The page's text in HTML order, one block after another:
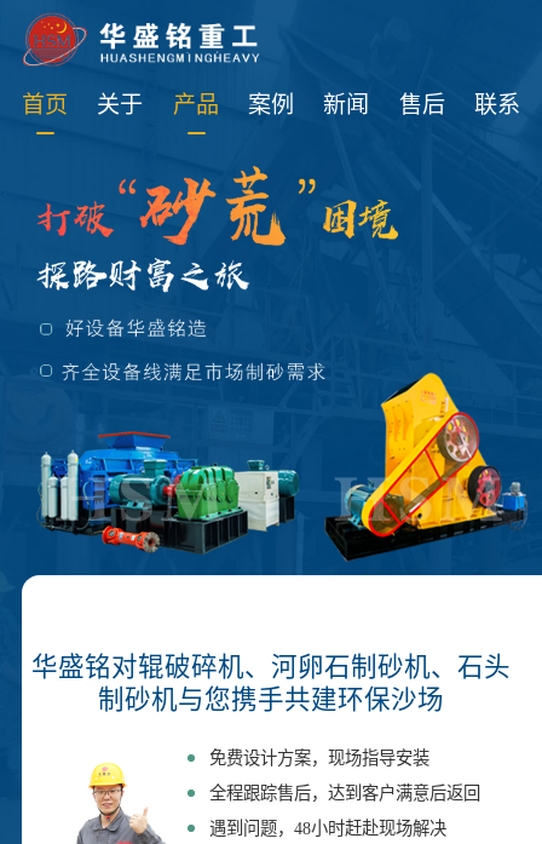
首页 关于 产品 案例 新闻 售后 联系
华盛铭对辊破碎机、河卵石制砂机、石头
制砂机与您携手共建环保沙场
免费设计方案，现场指导安装
全程跟踪售后，达到客户满意后返回
遇到问题，48小时赶赴现场解决